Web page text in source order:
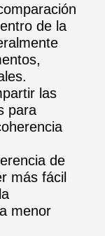
de la
las
para
de
más fácil
menor